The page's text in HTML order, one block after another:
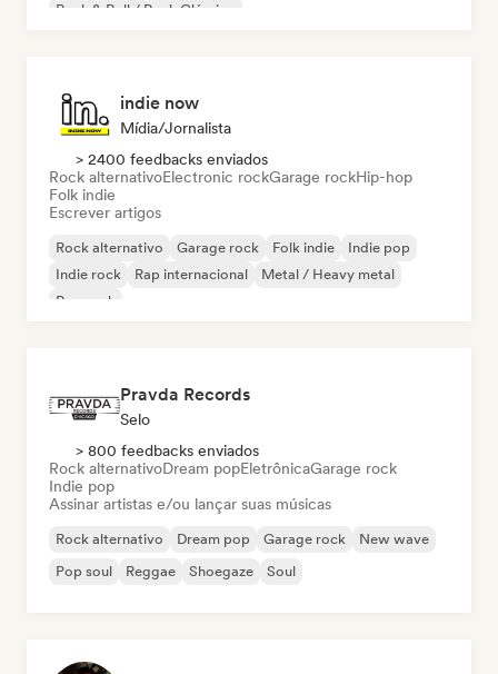
Rock & Roll / Rock Clássico
indie now
Mídia/Jornalista
> 2400 feedbacks enviados
Rock alternativoElectronic rockGarage rockHip-hop
Folk indie
Escrever artigos
Rock alternativo Garage rock Folk indie
Indie pop
Indie rock
Rap internacional
Metal / Heavy metal
Pop rock
Pravda Records
Selo
> 800 feedbacks enviados
Rock alternativoDream popEletrônicaGarage rock
Indie pop
Assinar artistas e/ou lançar suas músicas
Rock alternativo Dream pop Garage rock
New wave
Pop soul
Reggae Shoegaze Soul